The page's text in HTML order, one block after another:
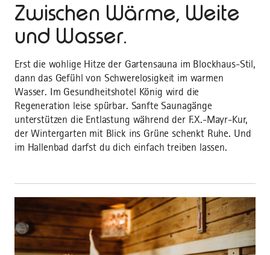
Zwischen Wärme, Weite
und Wasser.
Erst die wohlige Hitze der Gartensauna im Blockhaus-Stil,
dann das Gefühl von Schwerelosigkeit im warmen
Wasser. Im Gesundheitshotel König wird die
Regeneration leise spürbar. Sanfte Saunagänge
unterstützen die Entlastung während der F.X.-Mayr-Kur,
der Wintergarten mit Blick ins Grüne schenkt Ruhe. Und
im Hallenbad darfst du dich einfach treiben lassen.